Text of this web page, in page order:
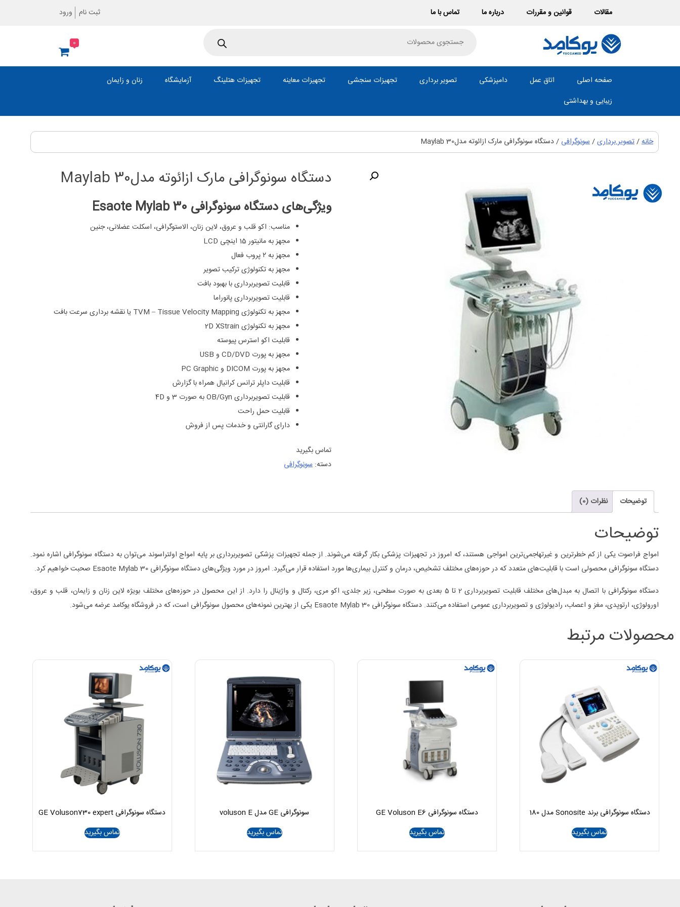
مقالات قوانین و مقررات درباره ما تماس با ما ثبت نام ورود
search
0
صفحه اصلی اتاق عمل دامپزشکی تصویر برداری تجهیزات سنجشی تجهیزات معاینه تجهیزات هتلینگ آزمایشگاه
زنان و زایمان
زیبایی و بهداشتی
خانه/تصویر برداری/سونوگرافی / دستگاه سونوگرافی مارک ازائوته مدلMaylab 30
دستگاه سونوگرافی مارک ازائوته مدلMaylab 30
ویژگی‌های دستگاه سونوگرافی Esaote Mylab 30
مناسب: اکو قلب و عروق، لاین زنان، الاستوگرافی، اسکلت عضلانی، جنین
مجهز به مانیتور 15 اینچی LCD
مجهز به ۲ پروب فعال
مجهز به تکنولوژی ترکیب تصویر
قابلیت تصویربرداری با بهبود بافت
قابلیت تصویربرداری پانوراما
مجهز به تکنولوژی TVM – Tissue Velocity Mapping یا نقشه برداری سرعت بافت
مجهز به تکنولوژی 2D XStrain
قابلیت اکو استرس پیوسته
مجهز به پورت CD/DVD و USB
مجهز به پورت DICOM و PC Graphic
قابلیت داپلر ترانس کرانیال همراه با گزارش
قابلیت تصویربرداری OB/Gyn به صورت 3 و 4D
قابلیت حمل راحت
دارای گارانتی و خدمات پس از فروش
تماس بگیرید
دسته:سونوگرافی
توضیحات نظرات (0)
توضیحات
امواج فراصوت یکی از کم خطرترین و غیرتهاجمی‌ترین امواجی هستند، که امروز در تجهیزات پزشکی بکار گرفته می‌شوند. از جمله تجهیزات پزشکی تصویربرداری بر پایه امواج اولتراسوند می‌توان به دستگاه سونوگرافی اشاره نمود.
دستگاه سونوگرافی محصولی است با قابلیت‌های متعدد که در حوزه‌های مختلف تشخیص، درمان و کنترل بیماری‌ها مورد استفاده قرار می‌گیرد. امروز در مورد ویژگی‌های دستگاه سونوگرافی Esaote Mylab 30 صحبت خواهیم کرد.
دستگاه سونوگرافی با اتصال به مبدل‌های مختلف قابلیت تصویربرداری 2 تا 5 بعدی به صورت سطحی، زیر جلدی، اکو مری، رکتال و واژینال را دارد. از این محصول در حوزه‌های مختلف بویژه لاین زنان و زایمان، قلب و عروق،
اورولوژی، ارتوپدی، مغز و اعصاب، رادیولوژی و تصویربرداری عمومی استفاده می‌کنند. دستگاه سونوگرافی Esaote Mylab 30 یکی از بهترین نمونه‌های محصول سونوگرافی است، که در فروشگاه یوکامد عرضه می‌شود.
محصولات مرتبط
دستگاه سونوگرافی برند Sonosite مدل 180
تماس بگیرید
دستگاه سونوگرافی GE Voluson E6
تماس بگیرید
سونوگرافی GE مدل voluson E
تماس بگیرید
دستگاه سونوگرافی GE Voluson730 expert
تماس بگیرید